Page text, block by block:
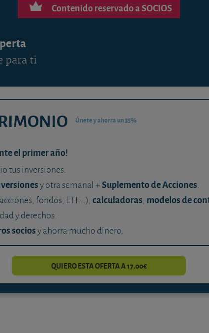
Contenido reservado a SOCIOS
para ti
Únete y ahorra un 35%
el primer año!
tus inversiones.
y otra semanal +Suplemento de Acciones.
fondos, ETF...),calculadoras, modelos de
y derechos.
sociosy ahorra mucho dinero.
QUIERO ESTA OFERTA A 17,00€